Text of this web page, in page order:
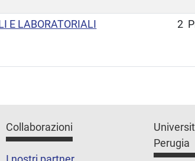
E LABORATORIALI
2
Collaborazioni
Perugia